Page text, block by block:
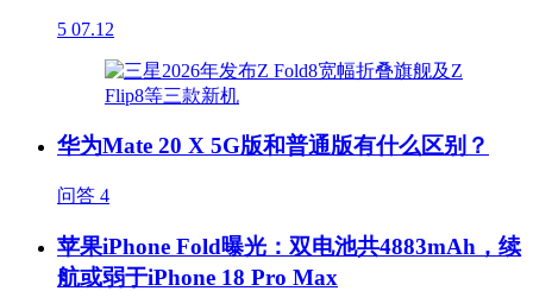
5 07.12
华为Mate 20 X 5G版和普通版有什么区别？
问答 4
苹果iPhone Fold曝光：双电池共4883mAh，续
航或弱于iPhone 18 Pro Max